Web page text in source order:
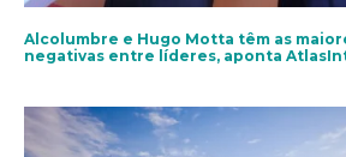
Alcolumbre e Hugo Motta têm as
negativas entre líderes, aponta